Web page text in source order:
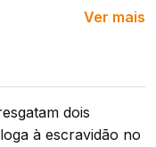
Ver mais
dois
à escravidão no